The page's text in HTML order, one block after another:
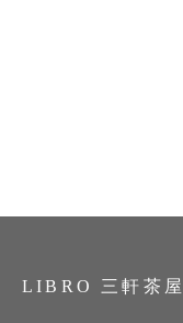
LIBRO 三軒茶屋